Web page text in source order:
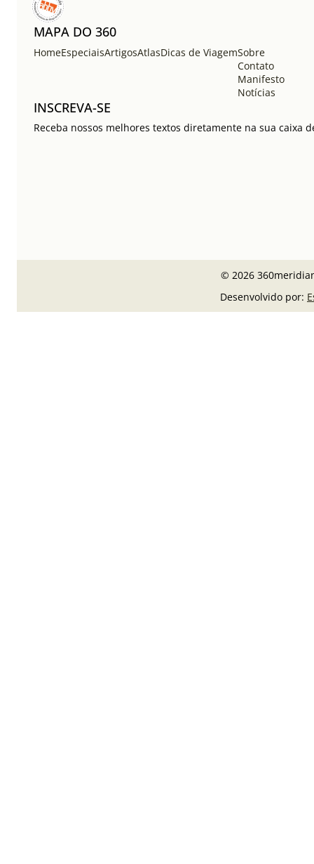
MAPA DO 360
HomeEspeciaisArtigosAtlasDicas de ViagemSobre
Contato
Manifesto
Notícias
INSCREVA-SE
Receba nossos melhores textos diretamente na sua caixa
© 2026
Desenvolvido por: